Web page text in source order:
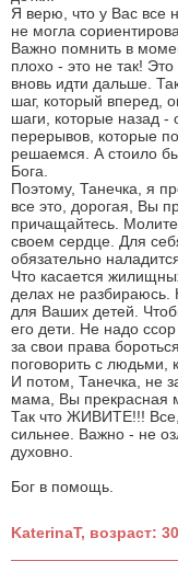
Я верю, что у Вас все
не могла
Важно помнить в
плохо - это не так!
вновь идти дальше.
шаг, который вперед,
шаги, которые назад -
перерывов, которые
решаемся. А стоило
Бога.
Поэтому, Танечка, я
все это, дорогая, Вы
причащайтесь.
своем сердце. Для
обязательно
Что касается
делах не разбираюсь.
для Ваших детей.
его дети. Не надо
за свои права
поговорить с людьми,
И потом, Танечка, не
мама, Вы прекрасная
Так что ЖИВИТЕ!!! Все,
сильнее. Важно - не
духовно.
Бог в помощь.
KaterinaT, возраст: